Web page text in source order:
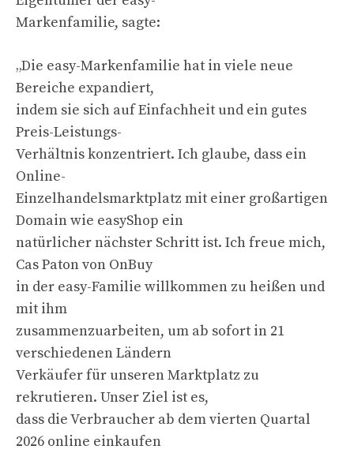
Markenfamilie, sagte:
„Die easy-Markenfamilie hat in viele neue
Bereiche expandiert,
indem sie sich auf Einfachheit und ein gutes
Preis-Leistungs-
Verhältnis konzentriert. Ich glaube, dass ein
Online-
Einzelhandelsmarktplatz mit einer großartigen
Domain wie easyShop ein
natürlicher nächster Schritt ist. Ich freue mich,
Cas Paton von OnBuy
in der easy-Familie willkommen zu heißen und
mit ihm
zusammenzuarbeiten, um ab sofort in 21
verschiedenen Ländern
Verkäufer für unseren Marktplatz zu
rekrutieren. Unser Ziel ist es,
dass die Verbraucher ab dem vierten Quartal
2026 online einkaufen